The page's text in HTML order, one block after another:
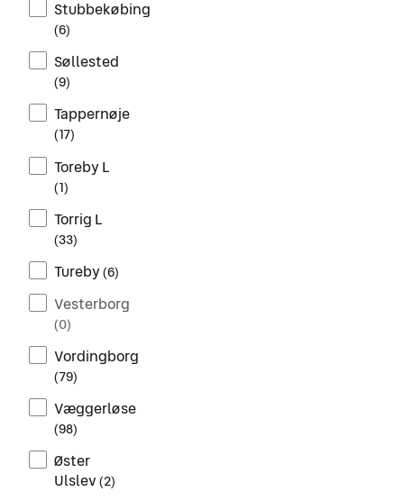
Stubbekøbing
(6)
Søllested
(9)
Tappernøje
(17)
Toreby L
(1)
Torrig L
(33)
Tureby(6)
Vesterborg
(0)
Vordingborg
(79)
Væggerløse
(98)
Øster
Ulslev(2)